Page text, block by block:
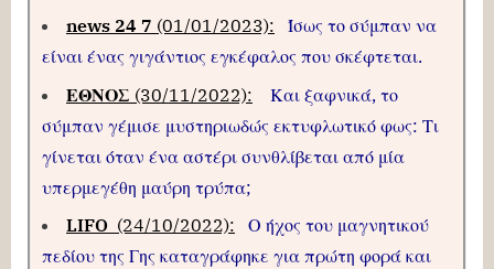
news 24 7 (01/01/2023):
Ίσως το σύμπαν να
είναι ένας γιγάντιος εγκέφαλος που σκέφτεται.
ΕΘΝΟΣ (30/11/2022):
Και ξαφνικά, το
σύμπαν γέμισε μυστηριωδώς εκτυφλωτικό φως: Τι
γίνεται όταν ένα αστέρι συνθλίβεται από μία
υπερμεγέθη μαύρη τρύπα;
LIFO (24/10/2022):
Ο ήχος του μαγνητικού
πεδίου της Γης καταγράφηκε για πρώτη φορά και